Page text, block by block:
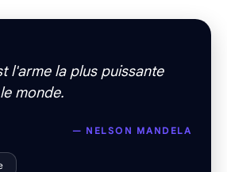
l'arme la plus puissante
monde.
— NELSON MANDELA